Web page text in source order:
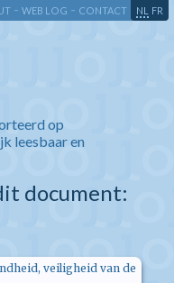
- WEB LOG - CONTACT NL FR
op
leesbaar en
document:
veiligheid van de